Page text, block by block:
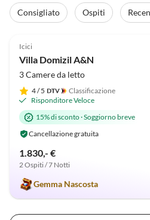
Consigliato Ospiti
Icici
Villa Domizil A&N
3 Camere da letto
4/ 5
Classificazione
Risponditore Veloce
15% di sconto·Soggiorno breve
Cancellazione gratuita
1.830,- €
2 Ospiti / 7 Notti
Gemma Nascosta